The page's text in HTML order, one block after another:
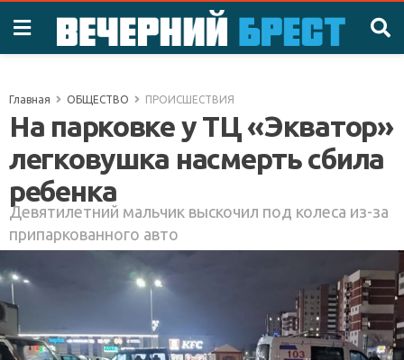
Главная ОБЩЕСТВО ПРОИСШЕСТВИЯ
На парковке у ТЦ «Экватор»
легковушка насмерть сбила
ребенка
Девятилетний мальчик выскочил под колеса из-за
припаркованного авто